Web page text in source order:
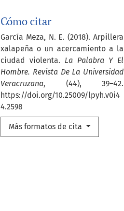
Cómo citar
García Meza, N. E. (2018). Arpillera
xalapeña o un acercamiento a la
ciudad violenta. La Palabra Y El
Hombre. Revista De La Universidad
Veracruzana, (44), 39–42.
https://doi.org/10.25009/lpyh.v0i4
4.2598
Más formatos de cita